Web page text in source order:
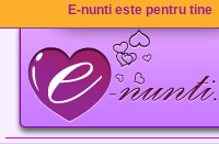
E-nunti este pentru tine